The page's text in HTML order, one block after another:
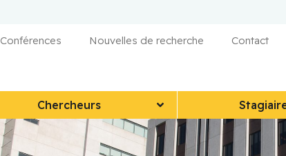
Conférences Nouvelles de recherche Contact
Chercheurs